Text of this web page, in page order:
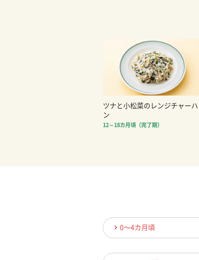
ツナと小松菜のレンジチャーハ
ン
12～18カ月頃（完了期）
0〜4カ月頃